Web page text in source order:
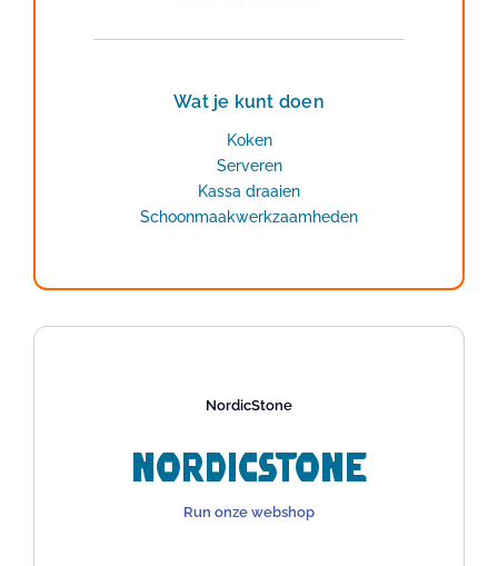
Wat je kunt doen
Koken
Serveren
Kassa draaien
Schoonmaakwerkzaamheden
NordicStone
NordicStone
Run onze webshop